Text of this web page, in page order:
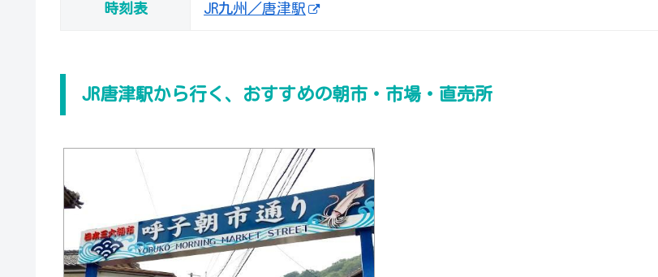
時刻表 JR九州／唐津駅
JR唐津駅から行く、おすすめの朝市・市場・直売所